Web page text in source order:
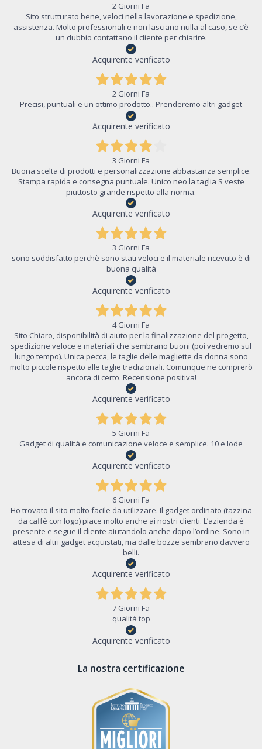
2 Giorni Fa
Sito strutturato bene, veloci nella lavorazione e spedizione,
assistenza. Molto professionali e non lasciano nulla al caso, se c’è
un dubbio contattano il cliente per chiarire.
Acquirente verificato
2 Giorni Fa
Precisi, puntuali e un ottimo prodotto.. Prenderemo altri gadget
Acquirente verificato
3 Giorni Fa
Buona scelta di prodotti e personalizzazione abbastanza semplice.
Stampa rapida e consegna puntuale. Unico neo la taglia S veste
piuttosto grande rispetto alla norma.
Acquirente verificato
3 Giorni Fa
sono soddisfatto perchè sono stati veloci e il materiale ricevuto è di
buona qualità
Acquirente verificato
4 Giorni Fa
Sito Chiaro, disponibilità di aiuto per la finalizzazione del progetto,
spedizione veloce e materiali che sembrano buoni (poi vedremo sul
lungo tempo). Unica pecca, le taglie delle magliette da donna sono
molto piccole rispetto alle taglie tradizionali. Comunque ne comprerò
ancora di certo. Recensione positiva!
Acquirente verificato
5 Giorni Fa
Gadget di qualità e comunicazione veloce e semplice. 10 e lode
Acquirente verificato
6 Giorni Fa
Ho trovato il sito molto facile da utilizzare. Il gadget ordinato (tazzina
da caffè con logo) piace molto anche ai nostri clienti. L’azienda è
presente e segue il cliente aiutandolo anche dopo l’ordine. Sono in
attesa di altri gadget acquistati, ma dalle bozze sembrano davvero
belli.
Acquirente verificato
7 Giorni Fa
qualità top
Acquirente verificato
La nostra certificazione